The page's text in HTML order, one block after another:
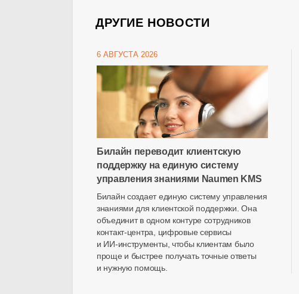
ДРУГИЕ НОВОСТИ
6 АВГУСТА 2026
Билайн переводит клиентскую
поддержку на единую систему
управления знаниями Naumen KMS
Билайн создает единую систему управления
знаниями для клиентской поддержки. Она
объединит в одном контуре сотрудников
контакт-центра, цифровые сервисы
и ИИ-инструменты, чтобы клиентам было
проще и быстрее получать точные ответы
и нужную помощь.